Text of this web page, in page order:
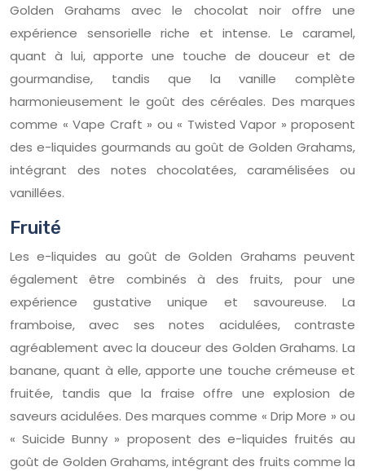
Golden Grahams avec le chocolat noir offre une
expérience sensorielle riche et intense. Le caramel,
quant à lui, apporte une touche de douceur et de
gourmandise, tandis que la vanille complète
harmonieusement le goût des céréales. Des marques
comme « Vape Craft » ou « Twisted Vapor » proposent
des e-liquides gourmands au goût de Golden Grahams,
intégrant des notes chocolatées, caramélisées ou
vanillées.
Fruité
Les e-liquides au goût de Golden Grahams peuvent
également être combinés à des fruits, pour une
expérience gustative unique et savoureuse. La
framboise, avec ses notes acidulées, contraste
agréablement avec la douceur des Golden Grahams. La
banane, quant à elle, apporte une touche crémeuse et
fruitée, tandis que la fraise offre une explosion de
saveurs acidulées. Des marques comme « Drip More » ou
« Suicide Bunny » proposent des e-liquides fruités au
goût de Golden Grahams, intégrant des fruits comme la